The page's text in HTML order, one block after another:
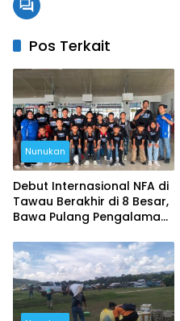
Pos Terkait
Nunukan
Debut Internasional NFA di
Tawau Berakhir di 8 Besar,
Bawa Pulang Pengalaman